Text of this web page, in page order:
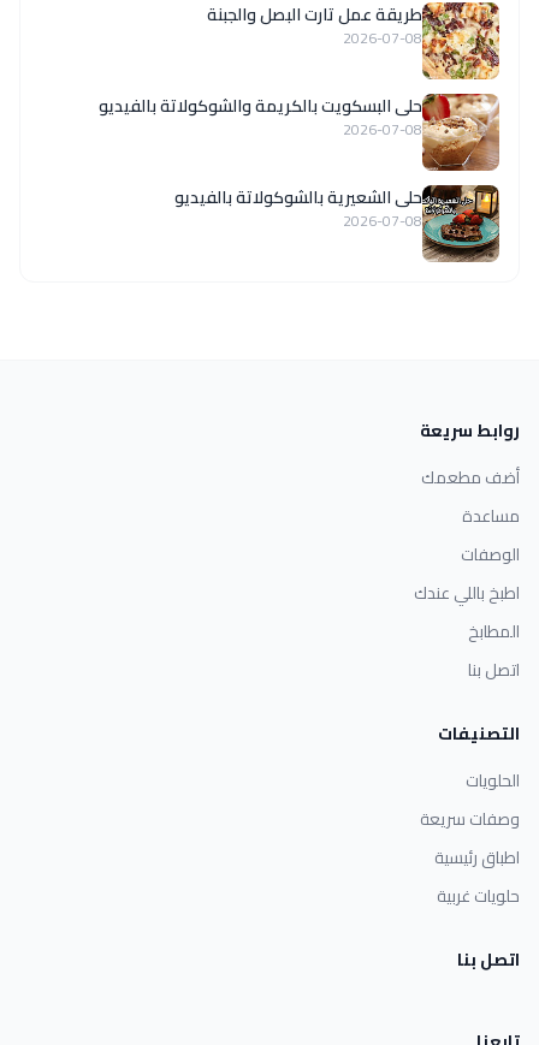
طريقة عمل تارت البصل والجبنة
2026-07-08
حلى البسكويت بالكريمة والشوكولاتة بالفيديو
2026-07-08
حلى الشعيرية بالشوكولاتة بالفيديو
2026-07-08
روابط سريعة
أضف مطعمك
مساعدة
الوصفات
اطبخ باللي عندك
المطابخ
اتصل بنا
التصنيفات
الحلويات
وصفات سريعة
اطباق رئيسية
حلويات غربية
اتصل بنا